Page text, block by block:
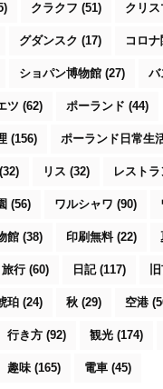
クラクフ (51) クリス
グダンスク (17) コロ
ショパン博物館 (27) バ
ツ (62) ポーランド (44)
(156) ポーランド日常生
リス (32) レストラ
(56) ワルシャワ (90)
館 (38) 印刷無料(22)
旅行 (60) 日記(117)
珀 (24) 秋 (29) 空港
行き方 (92) 観光 (174)
趣味(165) 電車 (45)